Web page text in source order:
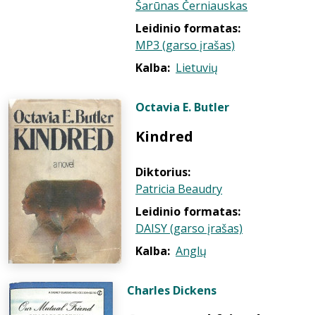
Šarūnas Černiauskas
Leidinio formatas:
MP3 (garso įrašas)
Kalba: Lietuvių
Octavia E. Butler
Kindred
Diktorius:
Patricia Beaudry
Leidinio formatas:
DAISY (garso įrašas)
Kalba: Anglų
Charles Dickens